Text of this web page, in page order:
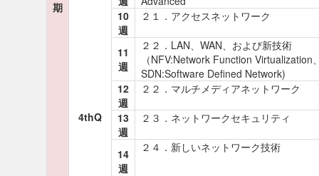
期
4thQ
10
週
２１．アクセスネットワーク
11
週
２２．LAN、WAN、および新技術
（NFV:Network Function Virtualization
SDN:Software Defined Network)
12
週
２２．マルチメディアネットワーク
13
週
２３．ネットワークセキュリティ
14
週
２４．新しいネットワーク技術